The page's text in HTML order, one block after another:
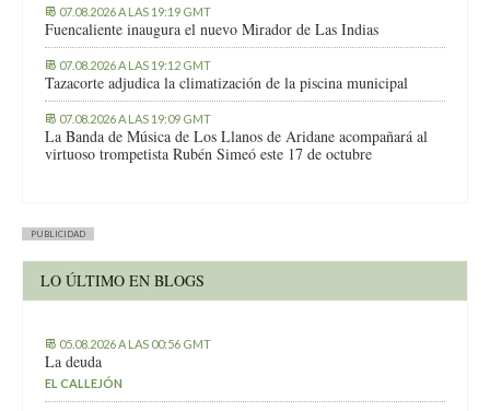
07.08.2026 A LAS 19:19 GMT
Fuencaliente inaugura el nuevo Mirador de Las Indias
07.08.2026 A LAS 19:12 GMT
Tazacorte adjudica la climatización de la piscina municipal
07.08.2026 A LAS 19:09 GMT
La Banda de Música de Los Llanos de Aridane acompañará al
virtuoso trompetista Rubén Simeó este 17 de octubre
PUBLICIDAD
LO ÚLTIMO EN BLOGS
05.08.2026 A LAS 00:56 GMT
La deuda
EL CALLEJÓN